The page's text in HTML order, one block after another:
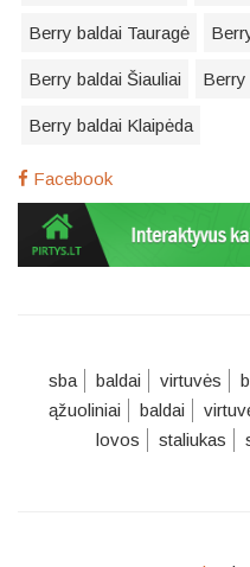
Berry baldai Tauragė
Berry baldai Šiauliai Berry
Berry baldai Klaipėda
Facebook
sba baldai virtuvės
ąžuoliniai
baldai
lovos
staliukas